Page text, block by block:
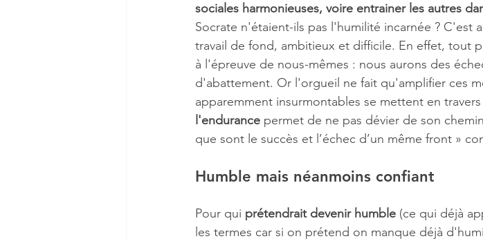
sociales harmonieuses, voire entrainer les autres
Socrate n'étaient-ils pas l'humilité incarnée ? C'est
travail de fond, ambitieux et difficile. En effet, tout
à l'épreuve de nous-mêmes : nous aurons des
d'abattement. Or l'orgueil ne fait qu'amplifier ces
apparemment insurmontables se mettent en
l'endurance permet de ne pas dévier de son
que sont le succès et l’échec d’un même front »
Humble mais néanmoins confiant
Pour qui prétendrait devenir humble (ce qui déjà
les termes car si on prétend on manque déjà